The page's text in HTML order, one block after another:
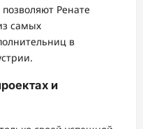
Ренате
самых
в
и